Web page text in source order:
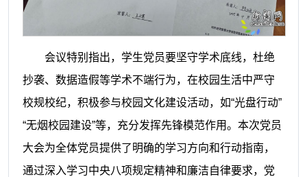
会议特别指出，学生党员要坚守学术底线，杜绝
抄袭、数据造假等学术不端行为，在校园生活中严守
校规校纪，积极参与校园文化建设活动，如“光盘行动”
“无烟校园建设”等，充分发挥先锋模范作用。 本次党员
大会为全体党员提供了明确的学习方向和行动指南，
通过深入学习中央八项规定精神和廉洁自律要求，党